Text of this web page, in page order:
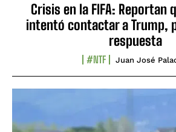
Crisis en la FIFA: Reportan
intentó contactar a Trump,
respuesta
#NTF Juan José